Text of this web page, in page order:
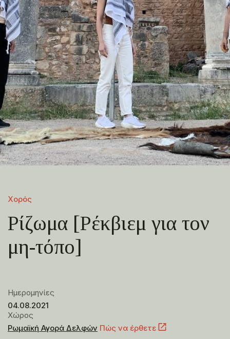
Χορός
Ρίζωμα [Ρέκβιεμ για τον
μη-τόπο]
Ημερομηνίες
04.08.2021
Χώρος
Ρωμαϊκή Αγορά Δελφών Πώς να έρθετε